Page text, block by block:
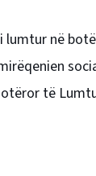
në
të